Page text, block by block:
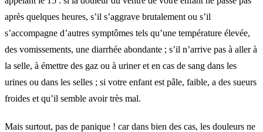
après quelques heures, s’il s’aggrave brutalement ou s’il
s’accompagne d’autres symptômes tels qu’une température élevée,
des vomissements, une diarrhée abondante ; s’il n’arrive pas à aller à
la selle, à émettre des gaz ou à uriner et en cas de sang dans les
urines ou dans les selles ; si votre enfant est pâle, faible, a des sueurs
froides et qu’il semble avoir très mal.
Mais surtout, pas de panique ! car dans bien des cas, les douleurs ne